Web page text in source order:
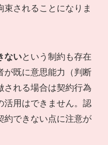
されることになりま
ないという制約も存在
が既に意思能力（判断
される場合は契約行為
活用はできません。認
約できない点に注意が